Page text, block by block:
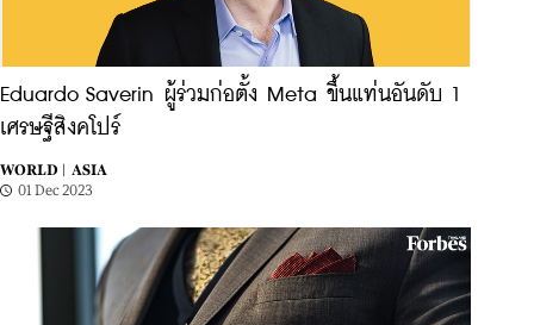
Eduardo Saverin ผู้ร่วมก่อตั้ง Meta ขึ้นแท่นอันดับ 1
เศรษฐีสิงคโปร์
WORLD |
ASIA
01 Dec 2023